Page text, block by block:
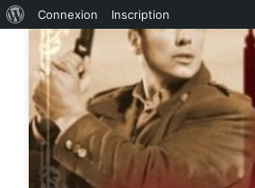
À propos de WordPress
Connexion Inscription